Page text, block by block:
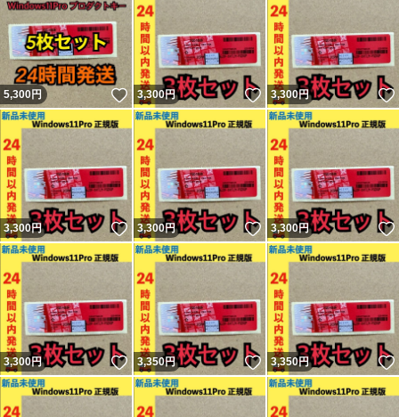
5,300円 いいね！
3,300円 いいね！
3,300円
3,300円 いいね！
3,300円 いいね！
3,300円
3,300円 いいね！
3,350円 いいね！
3,350円